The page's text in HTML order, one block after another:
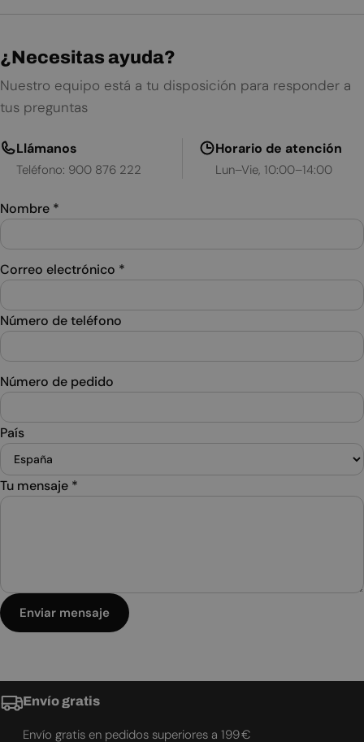
¿Necesitas ayuda?
Nuestro equipo está a tu disposición para responder a
tus preguntas
Llámanos
Teléfono: 900 876 222
Horario de atención
Lun–Vie, 10:00–14:00
Nombre *
Correo electrónico *
Número de teléfono
Número de pedido
País
Tu mensaje *
Enviar mensaje
Envío gratis
Envío gratis en pedidos superiores a 199 €